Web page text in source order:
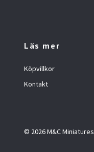
Läs mer
Köpvillkor
Kontakt
© 2026 M&C Miniatures